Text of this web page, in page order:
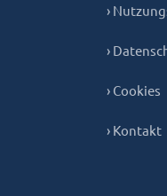
›
›
› Cookies
› Kontakt